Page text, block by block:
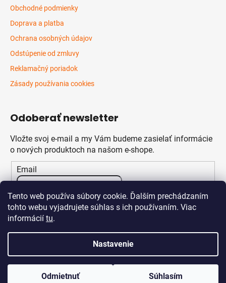
Tento web používa súbory cookie. Ďalším prechádzaním
tohto webu vyjadrujete súhlas s ich používaním. Viac
informácií tu.
Nastavenie
Odmietnuť Súhlasím
Obchodné podmienky
Doprava a platba
Ochrana osobných údajov
Odstúpenie od zmluvy
Reklamačný poriadok
Zásady používania cookies
Odoberať newsletter
Vložte svoj e-mail a my Vám budeme zasielať informácie
o nových produktoch na našom e-shope.
Email
Vložením e-mailu súhlasíte spodmienkami ochrany
osobných údajov
PRIHLÁSIŤ SA